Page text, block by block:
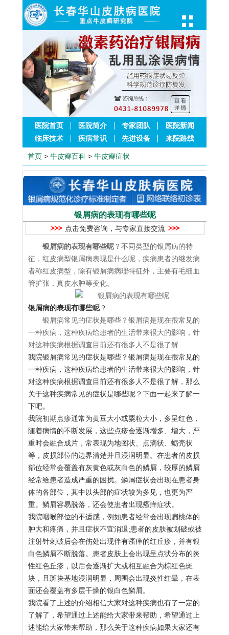
医院首页 医院简介 专家团队
医院新闻
临床技术
疾病常识 先进设备 来院路线
首页 > 牛皮癣百科 > 牛皮癣症状
银屑病的表现有哪些呢
点击免费咨询，与专家直接交流
银屑病的表现有哪些呢 ？不同类型的银屑病的特
征，红皮病型银屑病表现是什么呢，疾病患者的继发病
者称红皮病型，除有银屑病病理特征外，主要有毛细血
管扩张，真皮水肿等变化。
银屑病的表现有哪些呢 ？
银屑病常见的症状是哪些？银屑病是现在很常见的
一种疾病，这种疾病给患者的生活带来很大的影响，针
对这种疾病根据调查目前还有很多人不是很了解
我院银屑病常见的症状是哪些？银屑病是现在很常见的
一种疾病，这种疾病给患者的生活带来很大的影响，针
对这种疾病根据调查目前还有很多人不是很了解，那么
关于这种疾病常见的症状是哪些呢？下面一起来了解一
下吧。
我院初期点疹通常为黄豆大小或粟粒大小，多呈红色，
随着病情的不断发展，这些点疹会逐渐增多、增大，严
重时会融合成片，常表现为地图状、点滴状、蛎壳状
等，皮损部位的边界清楚并且浸润明显。在患者的皮损
部位经常会覆盖有灰黄色或灰白色的鳞屑，较厚的鳞屑
经常给患者造成严重的困扰。鳞屑症状会出现在患者身
体的各部位，其中以头部的症状较为多见，也更为严
重。鳞屑容易脱落，还会使患者出现瘙痒症状。
我院咽喉部位的不适感，例如患者经常会出现扁桃体的
肿大和疼痛，并且症状不宜消退;患者的皮肤被划破或被
注射针刺破后会在伤处出现伴有瘙痒的红丘疹，并有银
白色鳞屑不断脱落。患者皮肤上会出现呈点状分布的炎
性红色丘疹，以后会逐渐扩大或相互融合为棕红色斑
块，且斑块基地浸润明显，周围会出现炎性红晕，在表
面还会覆盖有多层干燥的银白色鳞屑。
我院看了上述的介绍相信大家对这种疾病也有了一定的
了解了，希望通过上述能给大家带来帮助，希望通过上
述能给大家带来帮助，那么关于这种疾病如果大家还有